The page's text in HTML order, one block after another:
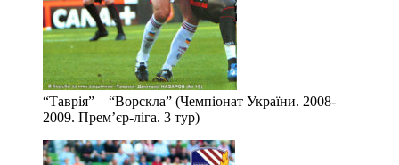
“Таврія” – “Ворскла” (Чемпіонат України. 2008-
2009. Прем’єр-ліга. 3 тур)